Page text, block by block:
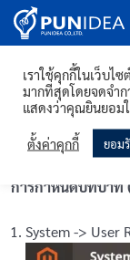
Skip
สินค้าและการลงสิน
วิธีการเปลี่ยน
คู่มือการใช้งานระ
Magento 2:
การกำหนดบทบาท
System -> User
เราใช้คุกกี้ในเว็บไ
มากที่สุดโดยจดจำ
แสดงว่าคุณยินยอม
ตั้งค่าคุกกี้ ยอม